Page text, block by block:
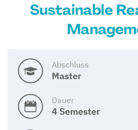
Sustainable
Abschluss
Master
Dauer
4 Semester